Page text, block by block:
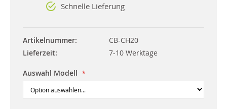
Schnelle Lieferung
Artikelnummer
CB-CH20
Lieferzeit
7-10 Werktage
Auswahl Modell